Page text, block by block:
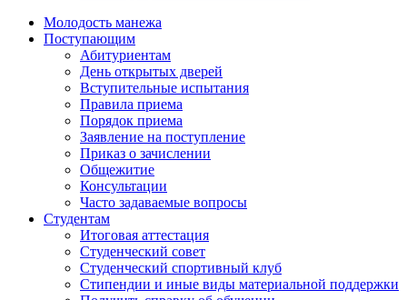
Молодость манежа
Поступающим
Абитуриентам
День открытых дверей
Вступительные испытания
Правила приема
Порядок приема
Заявление на поступление
Приказ о зачислении
Общежитие
Консультации
Часто задаваемые вопросы
Студентам
Итоговая аттестация
Студенческий совет
Студенческий спортивный клуб
Стипендии и иные виды материальной поддержки